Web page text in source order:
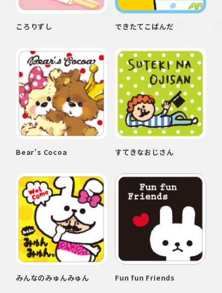
ころりずし できたてこぱんだ
Bear’s Cocoa すてきなおじさん
みんなのみゅんみゅん Fun fun Friends